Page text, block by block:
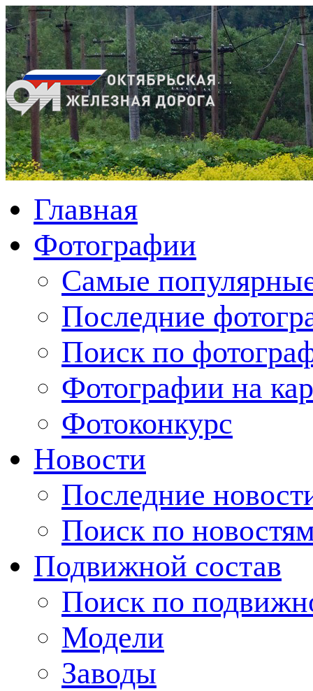
Главная
Фотографии
Cамые
Последние
Поиск по
Фотографии на
Фотоконкурс
Новости
Последние
Поиск по
Подвижной состав
Поиск по
Модели
Заводы